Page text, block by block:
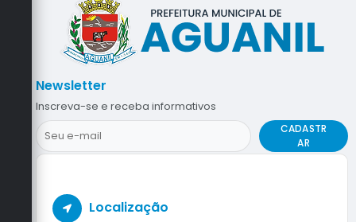
Localização
Newsletter
Inscreva-se e receba informativos
CADASTR
AR